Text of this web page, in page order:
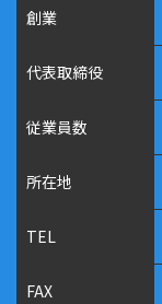
創業
代表取締役
従業員数
所在地
TEL
FAX